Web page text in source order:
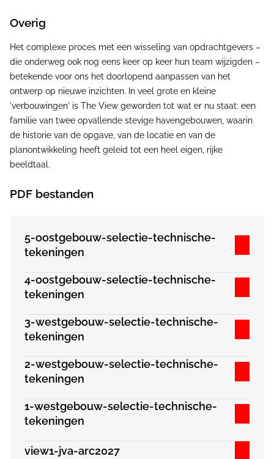
Overig
Het complexe proces met een wisseling van opdrachtgevers –
die onderweg ook nog eens keer op keer hun team wijzigden –
betekende voor ons het doorlopend aanpassen van het
ontwerp op nieuwe inzichten. In veel grote en kleine
'verbouwingen' is The View geworden tot wat er nu staat: een
familie van twee opvallende stevige havengebouwen, waarin
de historie van de opgave, van de locatie en van de
planontwikkeling heeft geleid tot een heel eigen, rijke
beeldtaal.
PDF bestanden
5-oostgebouw-selectie-technische-
tekeningen
4-oostgebouw-selectie-technische-
tekeningen
3-westgebouw-selectie-technische-
tekeningen
2-westgebouw-selectie-technische-
tekeningen
1-westgebouw-selectie-technische-
tekeningen
view1-jva-arc2027